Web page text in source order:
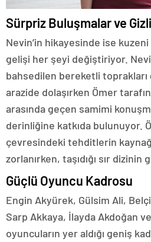
Sürpriz Buluşmalar ve
Nevin’in hikayesinde ise kuzeni
gelişi her şeyi değiştiriyor.
bahsedilen bereketli
arazide dolaşırken Ömer
arasında geçen samimi
derinliğine katkıda bulunuyor.
çevresindeki tehditlerin
zorlanırken, taşıdığı sır dizinin
Güçlü Oyuncu Kadrosu
Engin Akyürek, Gülsim Ali,
Sarp Akkaya, İlayda Akdoğan
oyuncuların yer aldığı geniş